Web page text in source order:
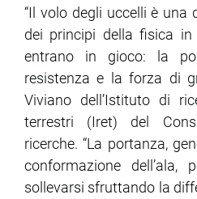
“Il volo degli uccelli è una
dei principi della fisica
entrano in gioco: la
resistenza e la forza di
Viviano dell’Istituto di
terrestri (Iret) del
ricerche. “La portanza,
conformazione dell’ala,
sollevarsi sfruttando la